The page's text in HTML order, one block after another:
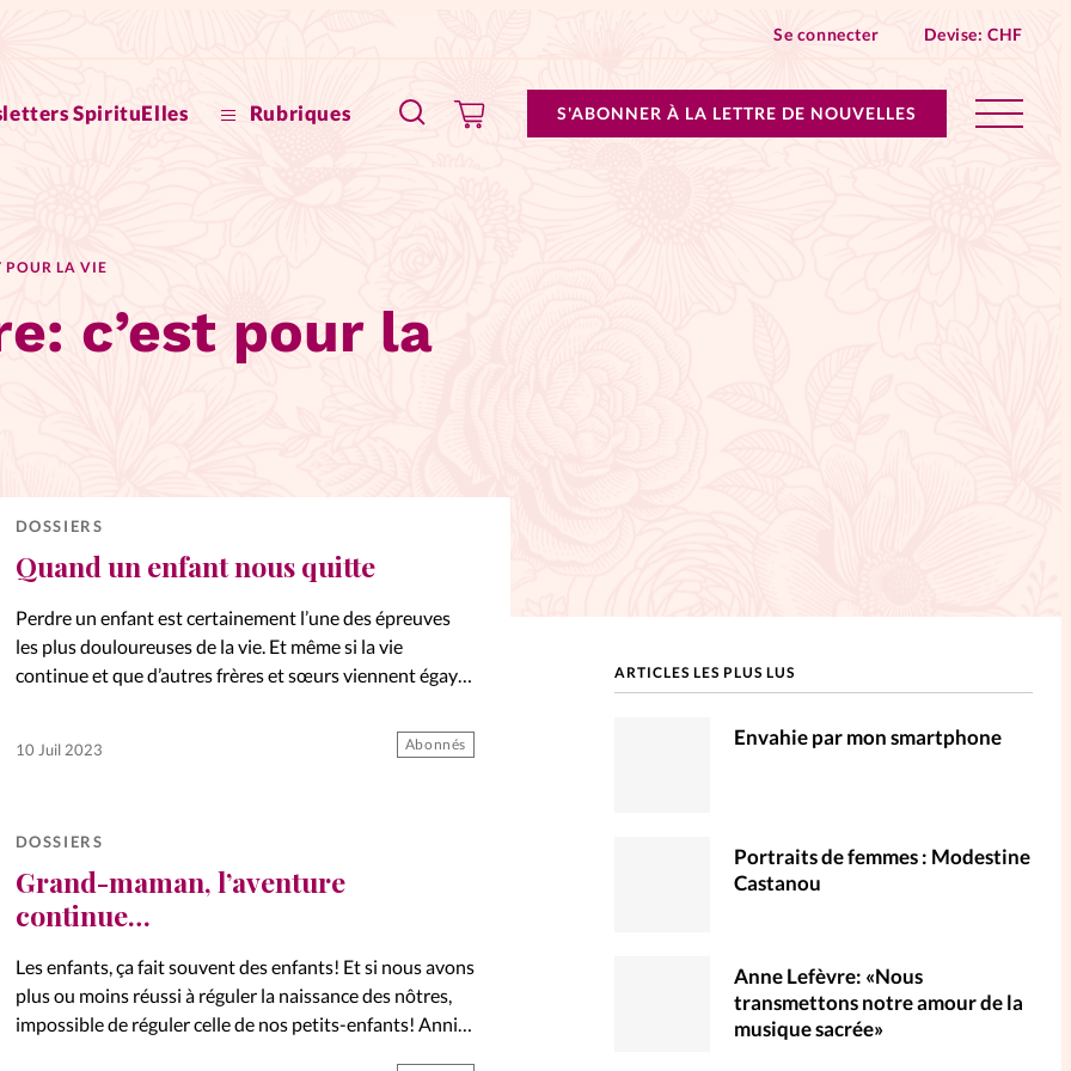
SpirituElles Rubriques
Se connecter Devise:CHF
S'ABONNER À LA LETTRE DE NOUVELLES
Bible
À propos
Mon compte
Changement d'adresse
Nous contacter
POUR LA VIE
c’est pour la
DOSSIERS
Quand un enfant nous quitte
Perdre un enfant est certainement l’une des épreuves
les plus douloureuses de la vie. Et même si la vie
continue et que d’autres frères et sœurs viennent égayer
10 Juil 2023 Abonnés
DOSSIERS
Grand-maman, l’aventure
continue…
Les enfants, ça fait souvent des enfants! Et si nous avons
plus ou moins réussi à réguler la naissance des nôtres,
impossible de réguler celle de nos petits-enfants! Annie
ARTICLES LES PLUS LUS
Envahie par mon smartphone
Portraits de femmes : Modestine
Castanou
Anne Lefèvre: «Nous
transmettons notre amour de la
musique sacrée»